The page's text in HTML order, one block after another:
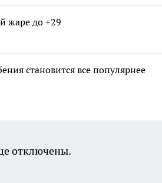
жаре до +29
становится все популярнее
отключены.